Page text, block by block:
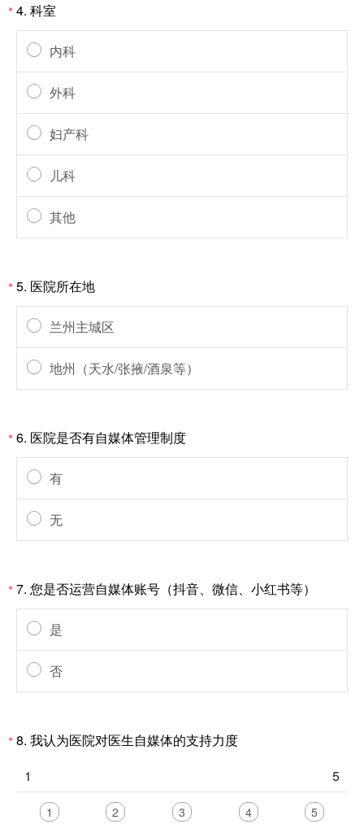
*4. 科室
内科
外科
妇产科
儿科
其他
*5. 医院所在地
兰州主城区
地州（天水/张掖/酒泉等）
*6. 医院是否有自媒体管理制度
有
无
*7. 您是否运营自媒体账号（抖音、微信、小红书等）
是
否
*8. 我认为医院对医生自媒体的支持力度
1
5
1 2 3 4 5